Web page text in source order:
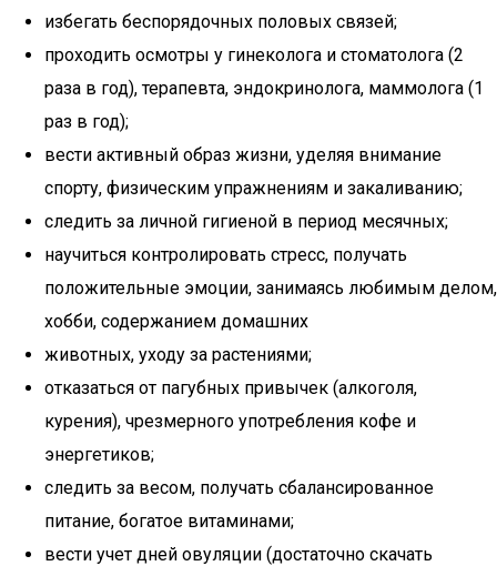
избегать беспорядочных половых связей;
проходить осмотры у гинеколога и стоматолога (2
раза в год), терапевта, эндокринолога, маммолога (1
раз в год);
вести активный образ жизни, уделяя внимание
спорту, физическим упражнениям и закаливанию;
следить за личной гигиеной в период месячных;
научиться контролировать стресс, получать
положительные эмоции, занимаясь любимым делом,
хобби, содержанием домашних
животных, уходу за растениями;
отказаться от пагубных привычек (алкоголя,
курения), чрезмерного употребления кофе и
энергетиков;
следить за весом, получать сбалансированное
питание, богатое витаминами;
вести учет дней овуляции (достаточно скачать